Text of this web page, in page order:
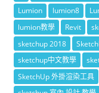
Lumion
lumion8
lumion教學
Revit
sketchup 2018
sketchup中文教學
SketchUp 外掛渲染工具